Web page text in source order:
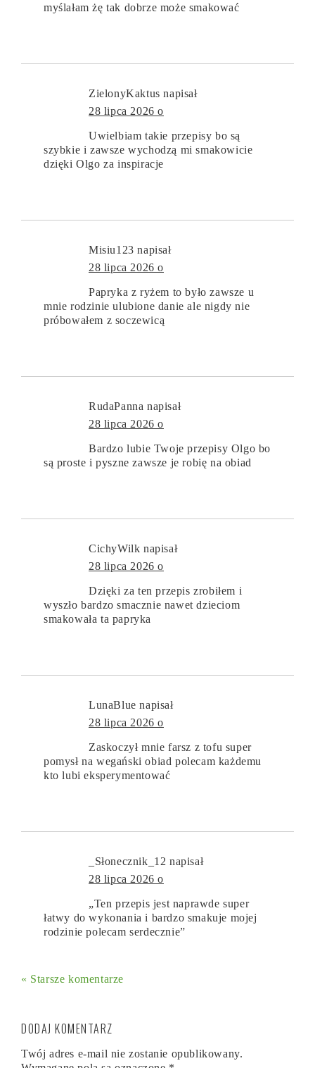
myślałam żę tak dobrze może smakować
ZielonyKaktus napisał
28 lipca 2026 o
Uwielbiam takie przepisy bo są
szybkie i zawsze wychodzą mi smakowicie
dzięki Olgo za inspiracje
Misiu123 napisał
28 lipca 2026 o
Papryka z ryżem to było zawsze u
mnie rodzinie ulubione danie ale nigdy nie
próbowałem z soczewicą
RudaPanna napisał
28 lipca 2026 o
Bardzo lubie Twoje przepisy Olgo bo
są proste i pyszne zawsze je robię na obiad
CichyWilk napisał
28 lipca 2026 o
Dzięki za ten przepis zrobiłem i
wyszło bardzo smacznie nawet dzieciom
smakowała ta papryka
LunaBlue napisał
28 lipca 2026 o
Zaskoczył mnie farsz z tofu super
pomysł na wegański obiad polecam każdemu
kto lubi eksperymentować
_Słonecznik_12 napisał
28 lipca 2026 o
„Ten przepis jest naprawde super
łatwy do wykonania i bardzo smakuje mojej
rodzinie polecam serdecznie”
« Starsze komentarze
DODAJ KOMENTARZ
Twój adres e-mail nie zostanie opublikowany.